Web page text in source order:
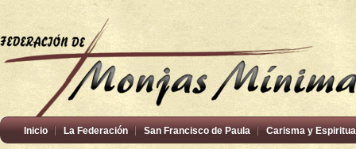
Inicio La Federación San Francisco de Paula Carisma y